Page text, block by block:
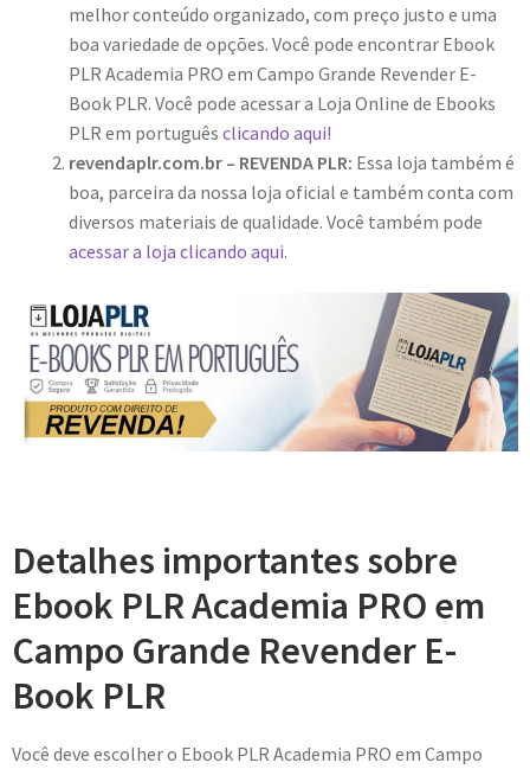
melhor conteúdo organizado, com preço justo e uma
boa variedade de opções. Você pode encontrar Ebook
PLR Academia PRO em Campo Grande Revender E-
Book PLR. Você pode acessar a Loja Online de Ebooks
PLR em português clicando aqui!
revendaplr.com.br – REVENDA PLR: Essa loja também é
boa, parceira da nossa loja oficial e também conta com
diversos materiais de qualidade. Você também pode
acessar a loja clicando aqui.
Detalhes importantes sobre
Ebook PLR Academia PRO em
Campo Grande Revender E-
Book PLR
Você deve escolher o Ebook PLR Academia PRO em Campo